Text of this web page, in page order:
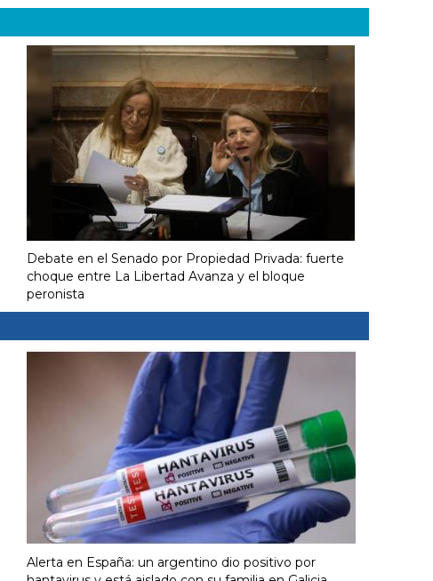
Debate en el Senado por Propiedad Privada: fuerte
choque entre La Libertad Avanza y el bloque
peronista
Alerta en España: un argentino dio positivo por